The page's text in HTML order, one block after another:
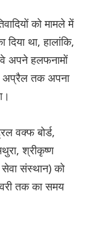
को मामले में
था, हालांकि,
अपने हलफनामों
अप्रैल तक अपना
वक्फ बोर्ड,
श्रीकृष्ण
संस्थान) को
तक का समय